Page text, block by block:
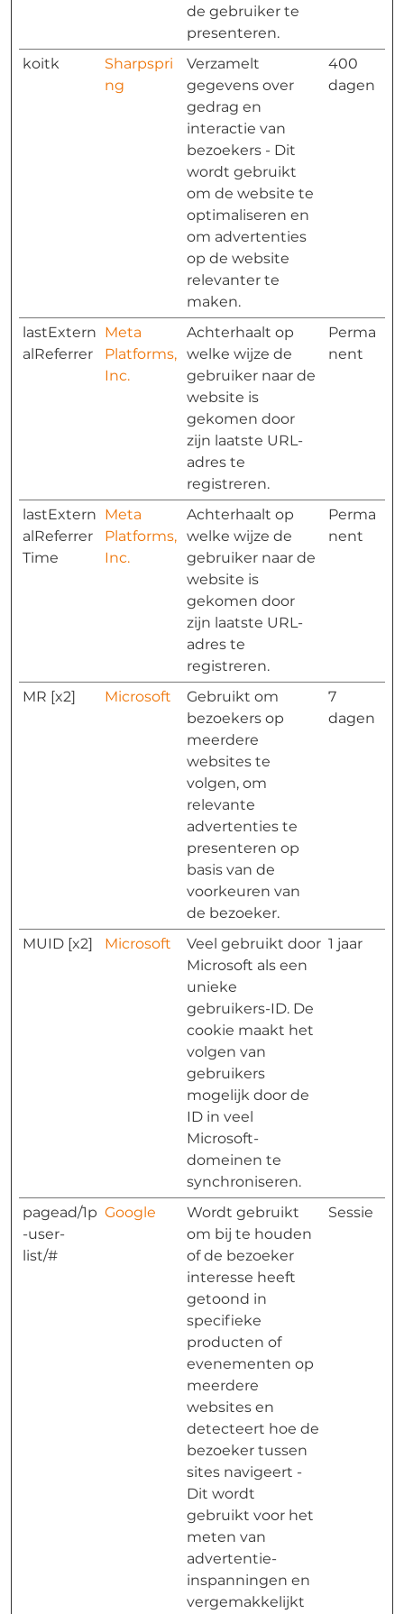
de gebruiker te
presenteren.
koitk
Sharpspri
ng
Verzamelt
gegevens over
gedrag en
interactie van
bezoekers - Dit
wordt gebruikt
om de website te
optimaliseren en
om advertenties
op de website
relevanter te
maken.
400
dagen
lastExtern
alReferrer
Meta
Platforms,
Inc.
Achterhaalt op
welke wijze de
gebruiker naar de
website is
gekomen door
zijn laatste URL-
adres te
registreren.
Perma
nent
lastExtern
alReferrer
Time
Meta
Platforms,
Inc.
Achterhaalt op
welke wijze de
gebruiker naar de
website is
gekomen door
zijn laatste URL-
adres te
registreren.
Perma
nent
MR [x2] Microsoft
Gebruikt om
bezoekers op
meerdere
websites te
volgen, om
relevante
advertenties te
presenteren op
basis van de
voorkeuren van
de bezoeker.
7
dagen
MUID [x2] Microsoft
Veel gebruikt door
Microsoft als een
unieke
gebruikers-ID. De
cookie maakt het
volgen van
gebruikers
mogelijk door de
ID in veel
Microsoft-
domeinen te
synchroniseren.
1 jaar
pagead/1p
-user-
list/#
Google
Wordt gebruikt
om bij te houden
of de bezoeker
interesse heeft
getoond in
specifieke
producten of
evenementen op
meerdere
websites en
detecteert hoe de
bezoeker tussen
sites navigeert -
Dit wordt
gebruikt voor het
meten van
advertentie-
inspanningen en
vergemakkelijkt
Sessie